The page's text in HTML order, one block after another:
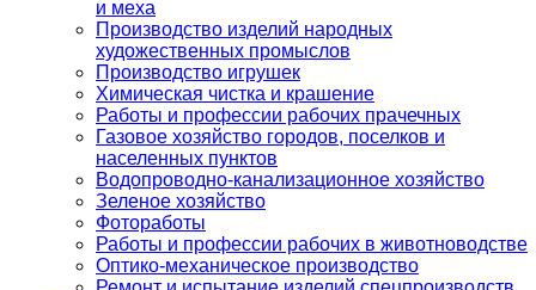
и меха
Производство изделий народных
художественных промыслов
Производство игрушек
Химическая чистка и крашение
Работы и профессии рабочих прачечных
Газовое хозяйство городов, поселков и
населенных пунктов
Водопроводно-канализационное хозяйство
Зеленое хозяйство
Фотоработы
Работы и профессии рабочих в животноводстве
Оптико-механическое производство